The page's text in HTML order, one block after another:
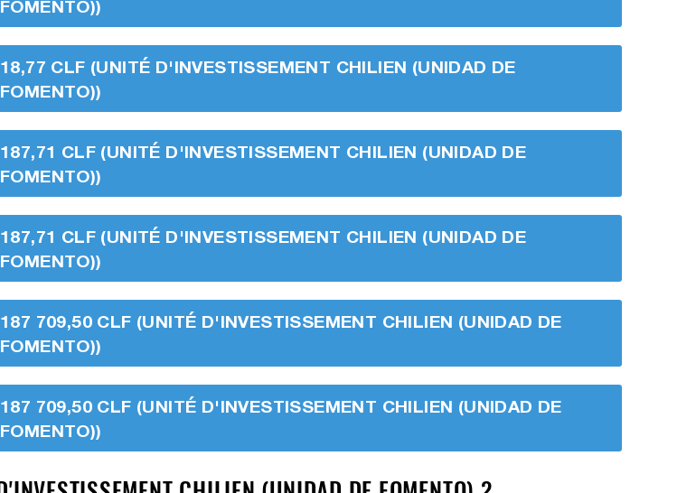
FOMENTO))
18,77 CLF (UNITÉ D'INVESTISSEMENT CHILIEN (UNIDAD DE
FOMENTO))
187,71 CLF (UNITÉ D'INVESTISSEMENT CHILIEN (UNIDAD DE
FOMENTO))
187,71 CLF (UNITÉ D'INVESTISSEMENT CHILIEN (UNIDAD DE
FOMENTO))
187 709,50 CLF (UNITÉ D'INVESTISSEMENT CHILIEN (UNIDAD DE
FOMENTO))
187 709,50 CLF (UNITÉ D'INVESTISSEMENT CHILIEN (UNIDAD DE
FOMENTO))